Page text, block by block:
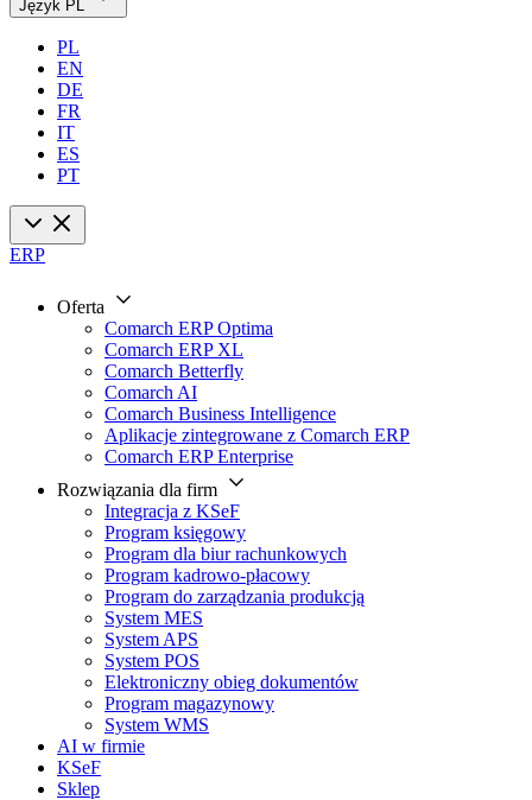
Język PL
PL
EN
DE
FR
IT
ES
PT
ERP
Oferta
Comarch ERP Optima
Comarch ERP XL
Comarch Betterfly
Comarch AI
Comarch Business Intelligence
Aplikacje zintegrowane z Comarch ERP
Comarch ERP Enterprise
Rozwiązania dla firm
Integracja z KSeF
Program księgowy
Program dla biur rachunkowych
Program kadrowo-płacowy
Program do zarządzania produkcją
System MES
System APS
System POS
Elektroniczny obieg dokumentów
Program magazynowy
System WMS
AI w firmie
KSeF
Sklep